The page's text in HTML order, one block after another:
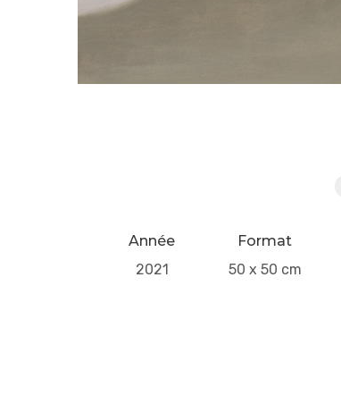
Année
2021
Format
50 x 50 cm